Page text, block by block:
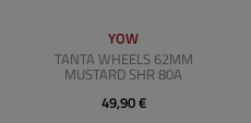
YOW
TANTA WHEELS 62MM
MUSTARD SHR 80A
49,90 €